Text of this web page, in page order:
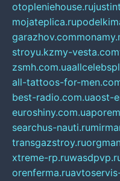
otopleniehouse.ru
mojateplica.ru
garazhov.com
stroyu.kzmy-vesta.com
zsmh.com.ua
all-tattoos-for-
best-radio.com.uaost-
euroshiny.com.ua
searchus-nauti.ru
transgazstroy.ru
xtreme-rp.ru
orenferma.ru